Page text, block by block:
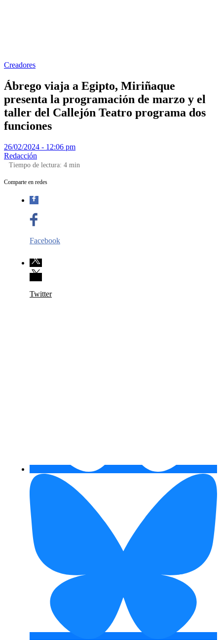
Creadores
Ábrego viaja a Egipto, Miriñaque
presenta la programación de marzo y el
taller del Callejón Teatro programa dos
funciones
26/02/2024 - 12:06 pm
Redacción
Tiempo de lectura: 4 min
Comparte en redes
Facebook
Twitter